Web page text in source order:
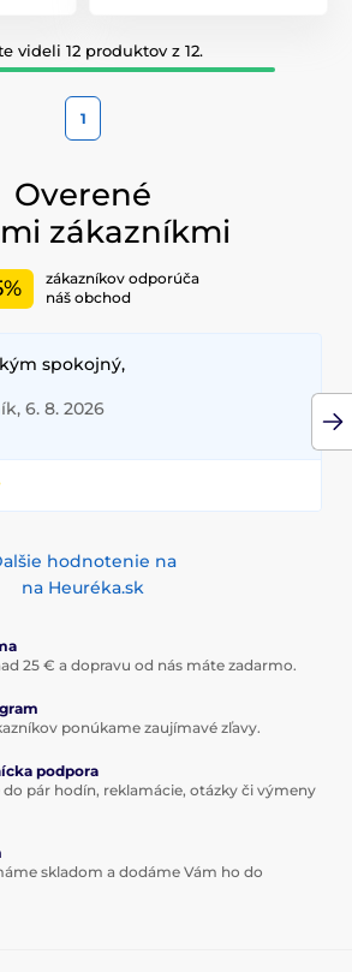
videli 12 produktov z 12.
1
Overené
zákazníkmi
zákazníkov odporúča
náš obchod
spokojný,
6. 8. 2026
hodnotenie na
na Heuréka.sk
25 € a dopravu od nás máte zadarmo.
ponúkame zaujímavé zľavy.
podpora
do pár hodín, reklamácie, otázky či výmeny
skladom a dodáme Vám ho do